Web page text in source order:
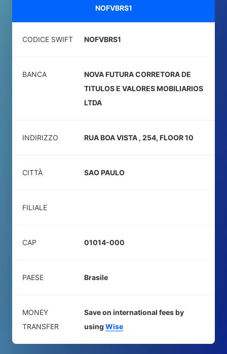
NOFVBRS1
CODICE SWIFT NOFVBRS1
BANCA
NOVA FUTURA CORRETORA DE
TITULOS E VALORES MOBILIARIOS
LTDA
INDIRIZZO RUA BOA VISTA , 254, FLOOR 10
CITTÀ SAO PAULO
FILIALE
CAP 01014-000
PAESE Brasile
MONEY
TRANSFER
Save on international fees by
using Wise